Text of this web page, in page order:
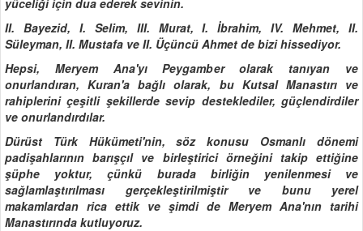
II. Bayezid, I. Selim, III. Murat, I. İbrahim, IV. Mehmet, II.
Süleyman, II. Mustafa ve II. Üçüncü Ahmet de bizi hissediyor.
Hepsi, Meryem Ana'yı Peygamber olarak tanıyan ve
onurlandıran, Kuran'a bağlı olarak, bu Kutsal Manastırı ve
rahiplerini çeşitli şekillerde sevip desteklediler, güçlendirdiler
ve onurlandırdılar.
Dürüst Türk Hükümeti'nin, söz konusu Osmanlı dönemi
padişahlarının barışçıl ve birleştirici örneğini takip ettiğine
şüphe yoktur, çünkü burada birliğin yenilenmesi ve
sağlamlaştırılması gerçekleştirilmiştir ve bunu yerel
makamlardan rica ettik ve şimdi de Meryem Ana'nın tarihi
Manastırında kutluyoruz.